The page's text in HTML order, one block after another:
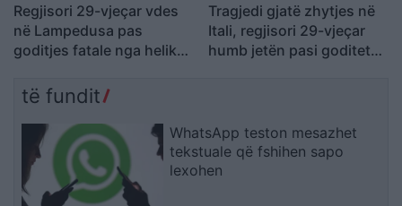
Regjisori 29-vjeçar vdes
në Lampedusa pas
goditjes fatale nga helikat
zhytjes
Tragjedi gjatë zhytjes në
Itali, regjisori 29-vjeçar
humb jetën pasi goditet
të fundit
WhatsApp teston mesazhet
tekstuale që fshihen sapo
lexohen